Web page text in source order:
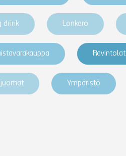
drink Lonkero
Ravintolat
Ympäristö